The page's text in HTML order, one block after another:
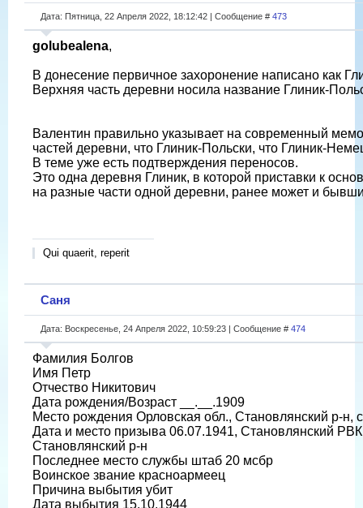
Дата: Пятница, 22 Апреля 2022, 18:12:42 | Сообщение # 473
golubealena,
В донесение первичное захоронение написано как
Верхняя часть деревни носила название Глиник-
Валентин правильно указывает на современный
частей деревни, что Глиник-Польски, что Глиник-
В теме уже есть подтверждения переносов.
Это одна деревня Глиник, в которой приставки к
на разные части одной деревни, ранее может и
Qui quaerit, reperit
Саня
Дата: Воскресенье, 24 Апреля 2022, 10:59:23 | Сообщение # 474
Фамилия Болгов
Имя Петр
Отчество Никитович
Дата рождения/Возраст __.__.1909
Место рождения Орловская обл., Становлянский р-н,
Дата и место призыва 06.07.1941, Становлянский
Становлянский р-н
Последнее место службы штаб 20 мсбр
Воинское звание красноармеец
Причина выбытия убит
Дата выбытия 15.10.1944